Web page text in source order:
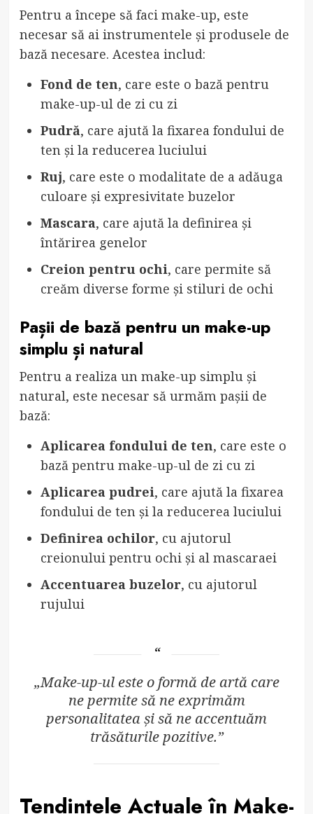
Pentru a începe să faci make-up, este
necesar să ai instrumentele și produsele de
bază necesare. Acestea includ:
Fond de ten, care este o bază pentru
make-up-ul de zi cu zi
Pudră, care ajută la fixarea fondului de
ten și la reducerea luciului
Ruj, care este o modalitate de a adăuga
culoare și expresivitate buzelor
Mascara, care ajută la definirea și
întărirea genelor
Creion pentru ochi, care permite să
creăm diverse forme și stiluri de ochi
Pașii de bază pentru un make-up
simplu și natural
Pentru a realiza un make-up simplu și
natural, este necesar să urmăm pașii de
bază:
Aplicarea fondului de ten, care este o
bază pentru make-up-ul de zi cu zi
Aplicarea pudrei, care ajută la fixarea
fondului de ten și la reducerea luciului
Definirea ochilor, cu ajutorul
creionului pentru ochi și al mascaraei
Accentuarea buzelor, cu ajutorul
rujului
„Make-up-ul este o formă de artă care
ne permite să ne exprimăm
personalitatea și să ne accentuăm
trăsăturile pozitive.”
Tendințele Actuale în Make-